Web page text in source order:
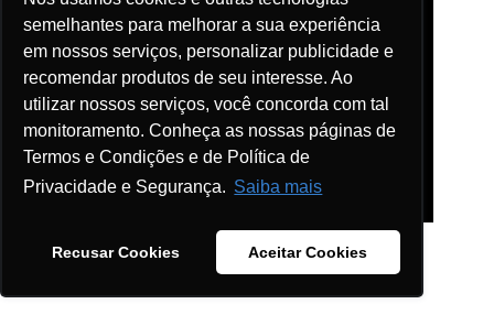
semelhantes para melhorar a sua experiência
em nossos serviços, personalizar publicidade e
recomendar produtos de seu interesse. Ao
utilizar nossos serviços, você concorda com tal
monitoramento. Conheça as nossas páginas de
Termos e Condições e de Política de
Privacidade e Segurança. Saiba mais
Recusar Cookies Aceitar Cookies